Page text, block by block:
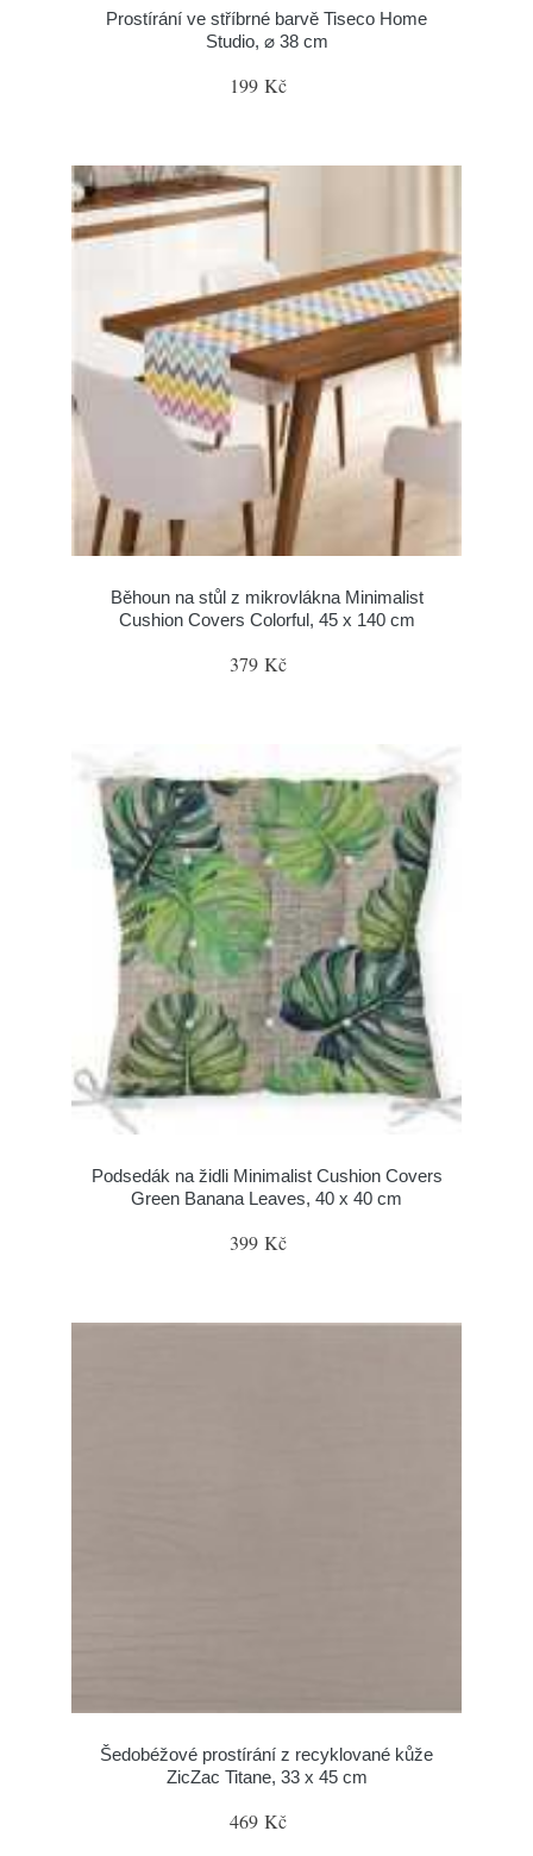
Prostírání ve stříbrné barvě Tiseco Home
Studio, ⌀ 38 cm
199 Kč
Běhoun na stůl z mikrovlákna Minimalist
Cushion Covers Colorful, 45 x 140 cm
379 Kč
Podsedák na židli Minimalist Cushion Covers
Green Banana Leaves, 40 x 40 cm
399 Kč
Šedobéžové prostírání z recyklované kůže
ZicZac Titane, 33 x 45 cm
469 Kč